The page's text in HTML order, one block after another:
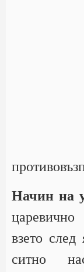
Начин на
взето
ситно